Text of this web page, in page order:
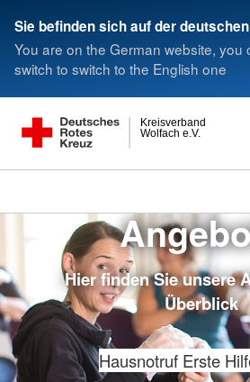
Sie befinden sich auf der
You are on the German website, you
switch to switch to the English one
Wolfach e.V.
Kreisverband
Hier finden Sie unsere
Überblick
Hausnotruf Erste